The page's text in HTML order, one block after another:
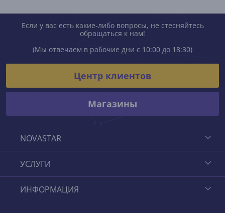
NOVASTAR
УСЛУГИ
ИНФОРМАЦИЯ
Если у вас есть какие-либо вопросы, не стесняйтесь
обращаться к нам!
(Мы отвечаем в рабочие дни с 10:00 до 18:30)
Центр клиентов
Магазины